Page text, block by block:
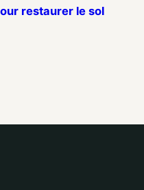
restaurer le sol